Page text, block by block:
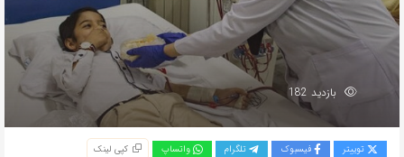
بازدید 182
توییتر فیسبوک تلگرام واتساپ کپی لینک